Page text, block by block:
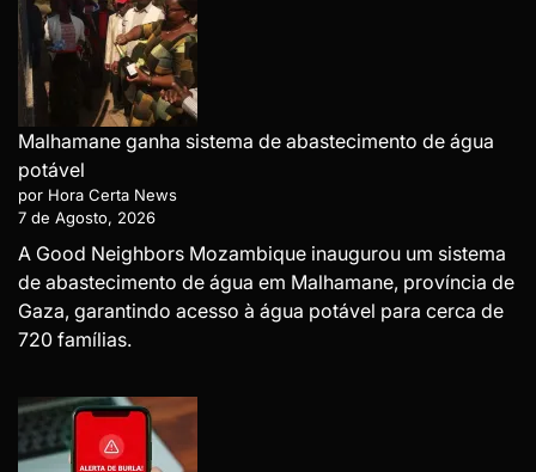
Malhamane ganha sistema de abastecimento de água
potável
por Hora Certa News
7 de Agosto, 2026
A Good Neighbors Mozambique inaugurou um sistema
de abastecimento de água em Malhamane, província de
Gaza, garantindo acesso à água potável para cerca de
720 famílias.